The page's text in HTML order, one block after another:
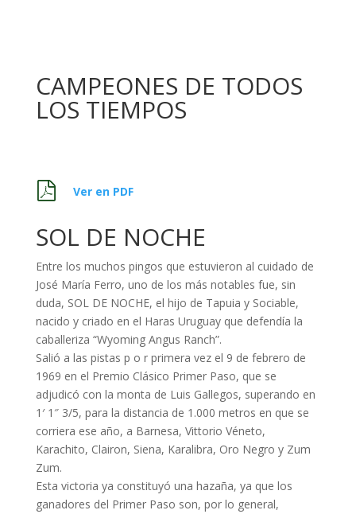
CAMPEONES DE TODOS
LOS TIEMPOS
Ver en PDF
SOL DE NOCHE
Entre los muchos pingos que estuvieron al cuidado de
José María Ferro, uno de los más notables fue, sin
duda, SOL DE NOCHE, el hijo de Tapuia y Sociable,
nacido y criado en el Haras Uruguay que defendía la
caballeriza “Wyoming Angus Ranch”.
Salió a las pistas p o r primera vez el 9 de febrero de
1969 en el Premio Clásico Primer Paso, que se
adjudicó con la monta de Luis Gallegos, superando en
1′ 1″ 3/5, para la distancia de 1.000 metros en que se
corriera ese año, a Barnesa, Vittorio Véneto,
Karachito, Clairon, Siena, Karalibra, Oro Negro y Zum
Zum.
Esta victoria ya constituyó una hazaña, ya que los
ganadores del Primer Paso son, por lo general,